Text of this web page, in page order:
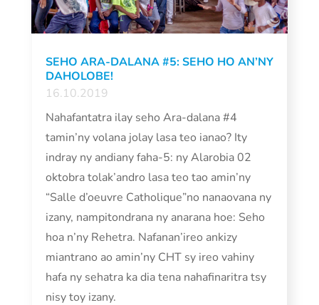
SEHO ARA-DALANA #5: SEHO HO AN’NY
DAHOLOBE!
16.10.2019
Nahafantatra ilay seho Ara-dalana #4
tamin’ny volana jolay lasa teo ianao? Ity
indray ny andiany faha-5: ny Alarobia 02
oktobra tolak’andro lasa teo tao amin’ny
“Salle d’oeuvre Catholique”no nanaovana ny
izany, nampitondrana ny anarana hoe: Seho
hoa n’ny Rehetra. Nafanan’ireo ankizy
miantrano ao amin’ny CHT sy ireo vahiny
hafa ny sehatra ka dia tena nahafinaritra tsy
nisy toy izany.